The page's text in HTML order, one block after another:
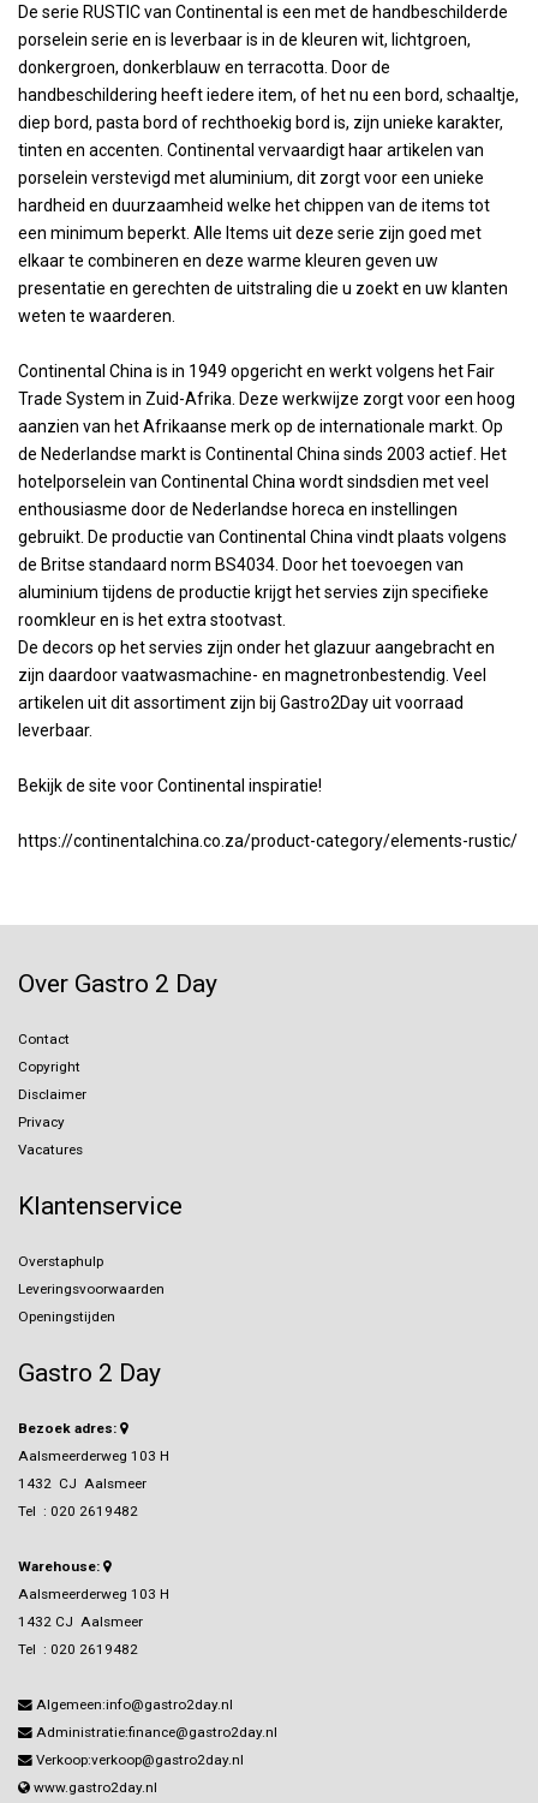
De serie RUSTIC van Continental is een met de handbeschilderde
porselein serie en is leverbaar is in de kleuren wit, lichtgroen,
donkergroen, donkerblauw en terracotta. Door de
handbeschildering heeft iedere item, of het nu een bord, schaaltje,
diep bord, pasta bord of rechthoekig bord is, zijn unieke karakter,
tinten en accenten. Continental vervaardigt haar artikelen van
porselein verstevigd met aluminium, dit zorgt voor een unieke
hardheid en duurzaamheid welke het chippen van de items tot
een minimum beperkt. Alle Items uit deze serie zijn goed met
elkaar te combineren en deze warme kleuren geven uw
presentatie en gerechten de uitstraling die u zoekt en uw klanten
weten te waarderen.
Continental China is in 1949 opgericht en werkt volgens het Fair
Trade System in Zuid-Afrika. Deze werkwijze zorgt voor een hoog
aanzien van het Afrikaanse merk op de internationale markt. Op
de Nederlandse markt is Continental China sinds 2003 actief. Het
hotelporselein van Continental China wordt sindsdien met veel
enthousiasme door de Nederlandse horeca en instellingen
gebruikt. De productie van Continental China vindt plaats volgens
de Britse standaard norm BS4034. Door het toevoegen van
aluminium tijdens de productie krijgt het servies zijn specifieke
roomkleur en is het extra stootvast.
De decors op het servies zijn onder het glazuur aangebracht en
zijn daardoor vaatwasmachine- en magnetronbestendig. Veel
artikelen uit dit assortiment zijn bij Gastro2Day uit voorraad
leverbaar.
Bekijk de site voor Continental inspiratie!
https://continentalchina.co.za/product-category/elements-rustic/
Over Gastro 2 Day
Contact
Copyright
Disclaimer
Privacy
Vacatures
Klantenservice
Overstaphulp
Leveringsvoorwaarden
Openingstijden
Gastro 2 Day
Bezoek adres:
Aalsmeerderweg 103 H
1432 CJ Aalsmeer
Tel : 020 2619482
Warehouse:
Aalsmeerderweg 103 H
1432 CJ Aalsmeer
Tel : 020 2619482
Algemeen:info@gastro2day.nl
Administratie:finance@gastro2day.nl
Verkoop:verkoop@gastro2day.nl
www.gastro2day.nl